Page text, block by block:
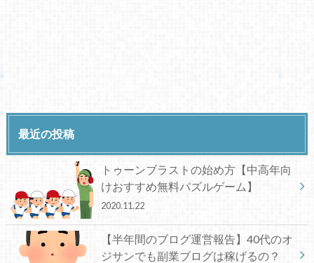
最近の投稿
トゥーンブラストの始め方【中高年向
けおすすめ無料パズルゲーム】
2020.11.22
【半年間のブログ運営報告】40代のオ
ジサンでも副業ブログは稼げるの？